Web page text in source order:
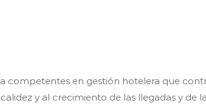
competentes en gestión hotelera que
y al crecimiento de las llegadas y de